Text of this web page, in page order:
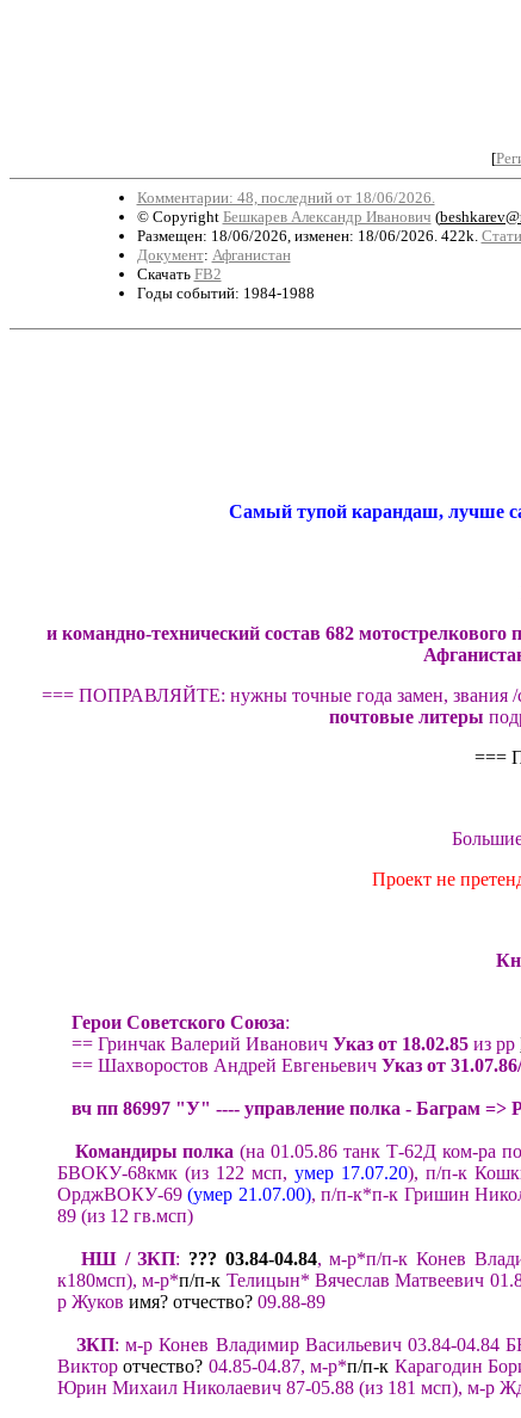
[
Комментарии: 48, последний от 18/06/2026.
© Copyright Бешкарев Александр Иванович (
Размещен: 18/06/2026, изменен: 18/06/2026. 422k.
Документ: Афганистан
Скачать FB2
Годы событий: 1984-1988
Самый тупой карандаш, лучше
и командно-технический состав 682мотострелкового
=== ПОПРАВЛЯЙТЕ: нужны точные года замен, звания
почтовые литеры
===
Проект не
Герои Советского Союза:
== Гринчак Валерий Иванович Указ от 18.02.85 из рр
== Шахворостов Андрей Евгеньевич Указ от 31.07.86
вч пп 86997 "У" ---- управление полка - Баграм =>
Командиры полка (на 01.05.86 танк Т-62Д ком-ра
БВОКУ-68кмк (из 122 мсп, умер 17.07.20), п/п-к
ОрджВОКУ-69 (умер 21.07.00), п/п-к*п-к Гришин
89 (из 12 гв.мсп)
НШ / ЗКП: ??? 03.84-04.84,м-р*п/п-к Конев
к180мсп), м-р*п/п-к Телицын* Вячеслав Матвеевич
р Жуков имя? отчество? 09.88-89
ЗКП: м-р Конев Владимир Васильевич 03.84-04.84
Виктор отчество? 04.85-04.87, м-р*п/п-к Карагодин
Юрин Михаил Николаевич 87-05.88 (из 181 мсп), м-р